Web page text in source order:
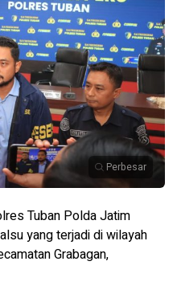
Perbesar
Tuban Polda Jatim
yang terjadi di wilayah
Grabagan,